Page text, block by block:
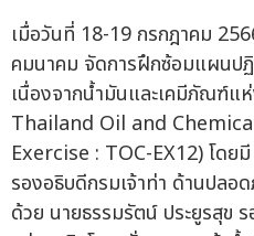
เมื่อวันที่ 18-19 กรกฎาคม
คมนาคม จัดการฝึกซ้อมแผนป
เนื่องจากน้ำมันและเคมีภัณฑ์แ
Thailand Oil and
Exercise : TOC-EX12) โด
รองอธิบดีกรมเจ้าท่า ด้านปลอ
ด้วย นายธรรมรัตน์ ประยูรสุข